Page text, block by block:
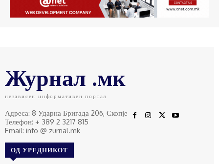
Журнал .мк
независен информативен портал
Адреса: 8 Ударна Бригада 20б, Скопје
Телефон: + 389 2 3217 815
Email: info @ zurnal.mk
ОД УРЕДНИКОТ